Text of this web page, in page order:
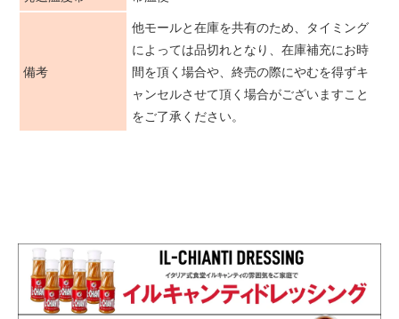
備考
他モールと在庫を共有のため、タイミング
によっては品切れとなり、在庫補充にお時
間を頂く場合や、終売の際にやむを得ずキ
ャンセルさせて頂く場合がございますこと
をご了承ください。